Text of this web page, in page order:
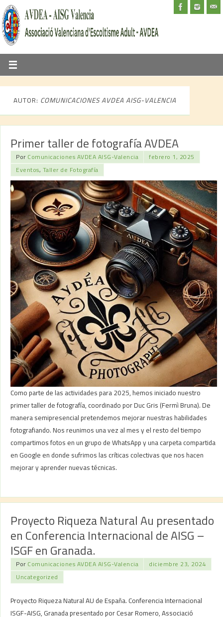
AUTOR: COMUNICACIONES AVDEA AISG-VALENCIA
Primer taller de fotografía AVDEA
Por Comunicaciones AVDEA AISG-Valencia
febrero 1, 2025
Eventos, Taller de Fotografía
Como parte de las actividades para 2025, hemos iniciado nuestro
primer taller de fotografía, coordinado por Duc Gris (Fermì Bruna). De
manera semipresencial pretendemos mejorar nuestras habilidades
fotografiando. Nos reunimos una vez al mes y el resto del tiempo
compartimos fotos en un grupo de WhatsApp y una carpeta compartida
en Google en donde sufrimos las críticas colectivas que nos hacen
mejorar y aprender nuevas técnicas.
Proyecto Riqueza Natural Au presentado
en Conferencia Internacional de AISG –
ISGF en Granada.
Por Comunicaciones AVDEA AISG-Valencia
diciembre 23, 2024
Uncategorized
Proyecto Riqueza Natural AU de España. Conferencia Internacional
ISGF-AISG, Granada presentado por Cesar Romero, Associació